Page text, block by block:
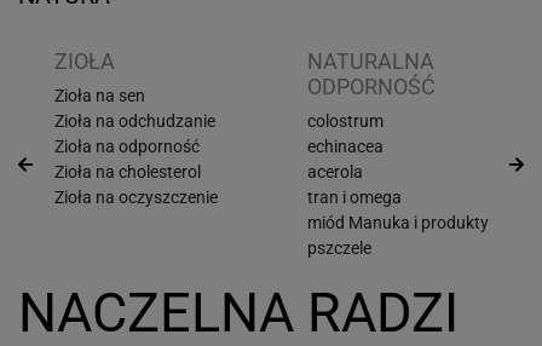
ZIOŁA
Zioła na sen
Zioła na odchudzanie
Zioła na odporność
Zioła na cholesterol
Zioła na oczyszczenie
NATURALNA
ODPORNOŚĆ
colostrum
echinacea
acerola
tran i omega
miód Manuka i produkty
pszczele
NACZELNA RADZI